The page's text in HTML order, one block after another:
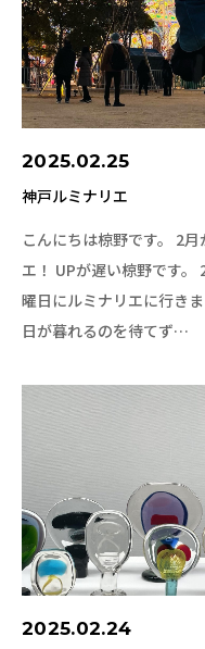
2025.02.25
神戸ルミナリエ
こんにちは椋野です。 2
エ！ UPが遅い椋野です
曜日にルミナリエに行き
日が暮れるのを待てず…
2025.02.24